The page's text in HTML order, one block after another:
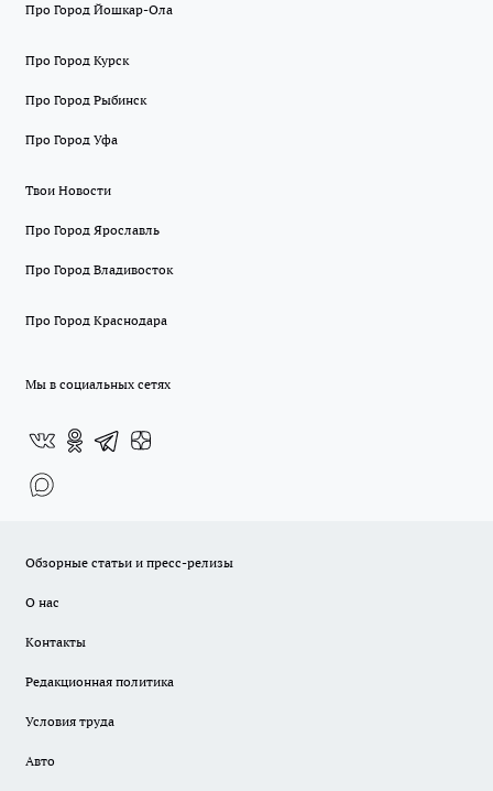
Про Город Йошкар-Ола
Про Город Курск
Про Город Рыбинск
Про Город Уфа
Твои Новости
Про Город Ярославль
Про Город Владивосток
Про Город Краснодара
Мы в социальных сетях
Обзорные статьи и пресс-релизы
О нас
Контакты
Редакционная политика
Условия труда
Авто